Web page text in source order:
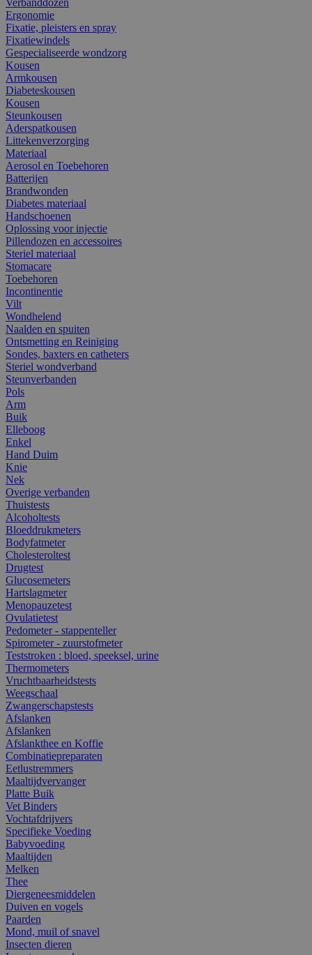
Ergonomie
Fixatie, pleisters en spray
Fixatiewindels
Gespecialiseerde wondzorg
Kousen
Armkousen
Diabeteskousen
Kousen
Steunkousen
Aderspatkousen
Littekenverzorging
Materiaal
Aerosol en Toebehoren
Batterijen
Brandwonden
Diabetes materiaal
Handschoenen
Oplossing voor injectie
Pillendozen en accessoires
Steriel materiaal
Stomacare
Toebehoren
Incontinentie
Vilt
Wondhelend
Naalden en spuiten
Ontsmetting en Reiniging
Sondes, baxters en catheters
Steriel wondverband
Steunverbanden
Pols
Arm
Buik
Elleboog
Enkel
Hand Duim
Knie
Nek
Overige verbanden
Thuistests
Alcoholtests
Bloeddrukmeters
Bodyfatmeter
Cholesteroltest
Drugtest
Glucosemeters
Hartslagmeter
Menopauzetest
Ovulatietest
Pedometer - stappenteller
Spirometer - zuurstofmeter
Teststroken : bloed, speeksel, urine
Thermometers
Vruchtbaarheidstests
Weegschaal
Zwangerschapstests
Afslanken
Afslanken
Afslankthee en Koffie
Combinatiepreparaten
Eetlustremmers
Maaltijdvervanger
Platte Buik
Vet Binders
Vochtafdrijvers
Specifieke Voeding
Babyvoeding
Maaltijden
Melken
Thee
Diergeneesmiddelen
Duiven en vogels
Paarden
Mond, muil of snavel
Insecten dieren